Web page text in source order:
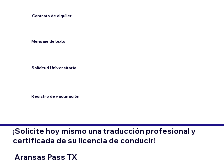
Contrato de alquiler
​Mensaje de texto
​Solicitud Universitaria
Registro de vacunación
¡Solicite hoy mismo una traducción profesional y
certificada de su licencia de conducir!
Aransas Pass TX